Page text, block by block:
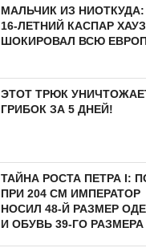
МАЛЬЧИК ИЗ
16-ЛЕТНИЙ КАСПАР
ШОКИРОВАЛ ВСЮ
ЭТОТ ТРЮК
ГРИБОК ЗА 5 ДНЕЙ!
ТАЙНА РОСТА ПЕТРА I:
ПРИ 204 СМ ИМПЕРАТОР
НОСИЛ 48-Й РАЗМЕР
И ОБУВЬ 39-ГО РАЗМЕРА